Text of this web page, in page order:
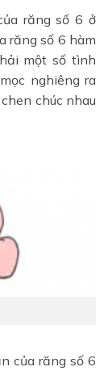
răng số 6 ở
răng số 6 hàm
một số tình
nghiêng ra
chúc nhau
của răng số 6